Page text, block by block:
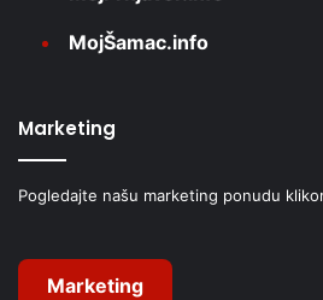
MojŠamac.info
Marketing
Pogledajte našu marketing ponudu
Marketing